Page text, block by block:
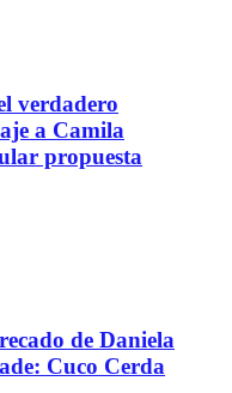
verdadero
a Camila
propuesta
de Daniela
Cuco Cerda